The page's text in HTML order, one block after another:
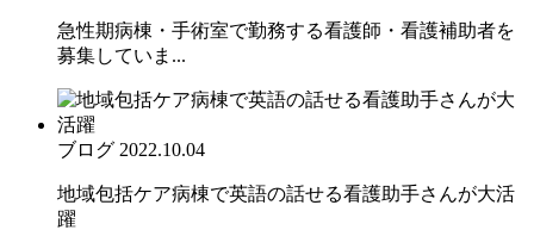
急性期病棟・手術室で勤務する看護師・看護補助者を
募集していま...
ブログ 2022.10.04
地域包括ケア病棟で英語の話せる看護助手さんが大活
躍